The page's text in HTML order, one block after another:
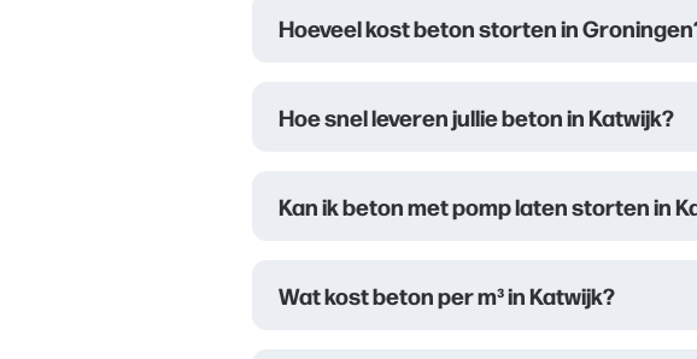
Hoeveel kost beton storten in
Hoe snel leveren jullie beton in Katwijk?
Kan ik beton met pomp laten storten in
Wat kost beton per m³ in Katwijk?